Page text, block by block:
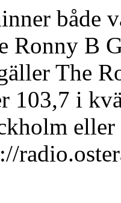
både
Ronny B
The
103,7 i